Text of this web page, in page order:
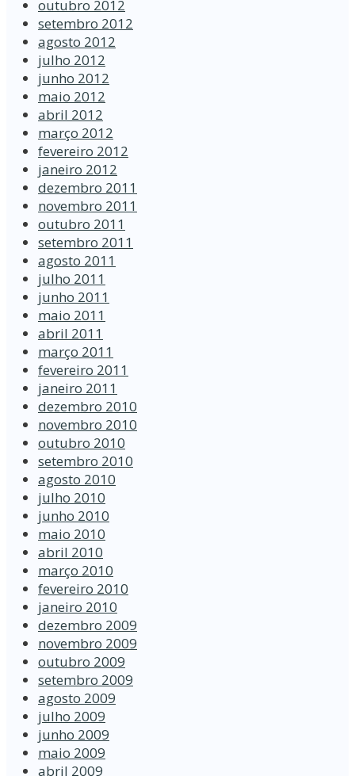
outubro 2012
setembro 2012
agosto 2012
julho 2012
junho 2012
maio 2012
abril 2012
março 2012
fevereiro 2012
janeiro 2012
dezembro 2011
novembro 2011
outubro 2011
setembro 2011
agosto 2011
julho 2011
junho 2011
maio 2011
abril 2011
março 2011
fevereiro 2011
janeiro 2011
dezembro 2010
novembro 2010
outubro 2010
setembro 2010
agosto 2010
julho 2010
junho 2010
maio 2010
abril 2010
março 2010
fevereiro 2010
janeiro 2010
dezembro 2009
novembro 2009
outubro 2009
setembro 2009
agosto 2009
julho 2009
junho 2009
maio 2009
abril 2009